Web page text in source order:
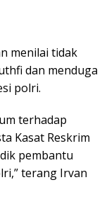
menilai tidak
dan menduga
polri.
terhadap
Kasat Reskrim
pembantu
terang Irvan